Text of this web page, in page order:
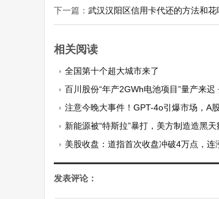
下一篇： 武汉汉阳区信用卡代还的方法和
相关阅读
全国第十个超大城市来了
百川股份“年产2GWh电池项目”量产来迟 去
注意今晚大事件！GPT-4o引爆市场，A
新能源被“特斯拉”暴打，美方制造造黑
美股收盘：道指首次收盘冲破4万点，
发表评论：